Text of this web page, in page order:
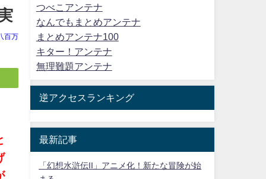
百万
つべこアンテナ
なんでもまとめアンテナ
まとめアンテナ100
キター！アンテナ
無理難題アンテナ
逆アクセスランキング
最新記事
「幻想水滸伝II」アニメ化！新たな冒険が始